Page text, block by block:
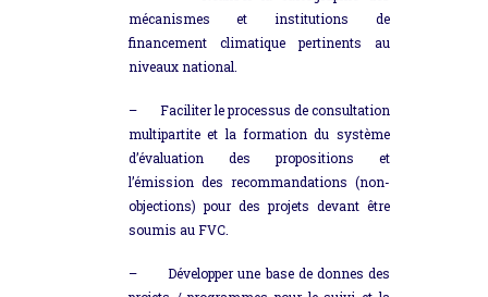
mécanismes et institutions de
financement climatique pertinents au
niveaux national.
– Faciliter le processus de consultation
multipartite et la formation du système
d’évaluation des propositions et
l’émission des recommandations (non-
objections) pour des projets devant être
soumis au FVC.
–Développer une base de donnes des